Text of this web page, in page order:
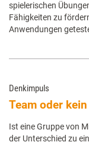
spielerischen
Fähigkeiten zu
Anwendungen
Denkimpuls
Team oder kein
Ist eine Gruppe von
der Unterschied zu